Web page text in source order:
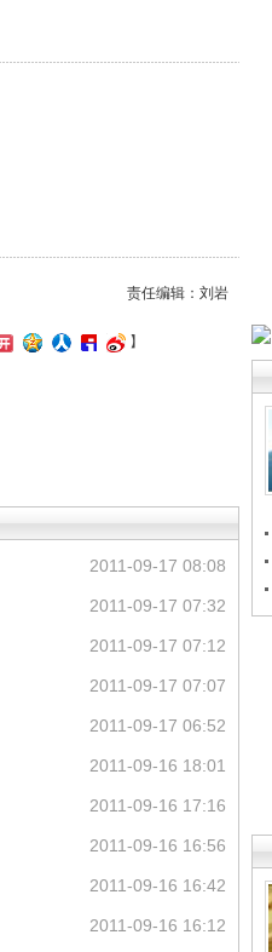
责任编辑：刘岩
】
2011-09-17 08:08
2011-09-17 07:32
2011-09-17 07:12
2011-09-17 07:07
2011-09-17 06:52
2011-09-16 18:01
2011-09-16 17:16
2011-09-16 16:56
2011-09-16 16:42
2011-09-16 16:12